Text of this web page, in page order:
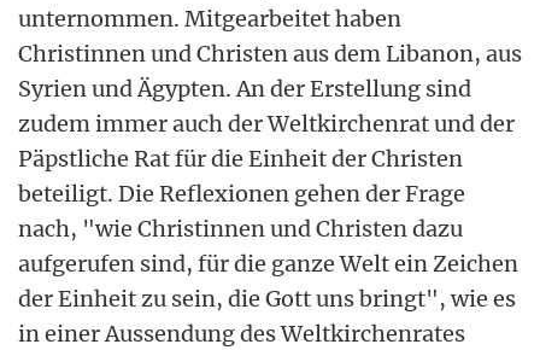
unternommen. Mitgearbeitet haben
Christinnen und Christen aus dem Libanon, aus
Syrien und Ägypten. An der Erstellung sind
zudem immer auch der Weltkirchenrat und der
Päpstliche Rat für die Einheit der Christen
beteiligt. Die Reflexionen gehen der Frage
nach, "wie Christinnen und Christen dazu
aufgerufen sind, für die ganze Welt ein Zeichen
der Einheit zu sein, die Gott uns bringt", wie es
in einer Aussendung des Weltkirchenrates